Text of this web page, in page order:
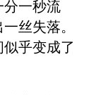
分一秒流
丝失落。
乎变成了